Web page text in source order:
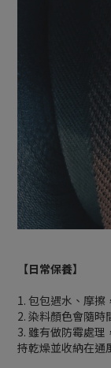
【日常保養】
1. 包包遇水、摩擦
2. 染料顏色會隨時
3. 雖有做防霉處
持乾燥並收納在通